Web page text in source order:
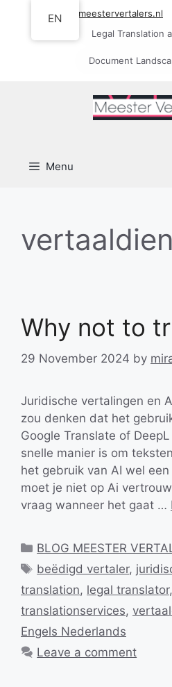
content
info@meestervertalers.nl
Legal Translation
Document
Menu
Why not to
29 November 2024 by
Juridische vertalingen en
zou denken dat het
Google Translate of
snelle manier is om
het gebruik van AI wel
moet je niet op Ai
vraag wanneer het gaat …
Categories
BLOG MEESTER
Tags
beëdigd vertaler,
translation, legal translator,
translationservices,
Engels Nederlands
Leave a comment
EN